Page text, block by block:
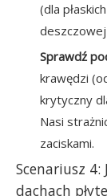
(dla
Sprawdź
krawędzi
krytyczny
Nasi
zaciskami.
Scenariusz 4:
dachach